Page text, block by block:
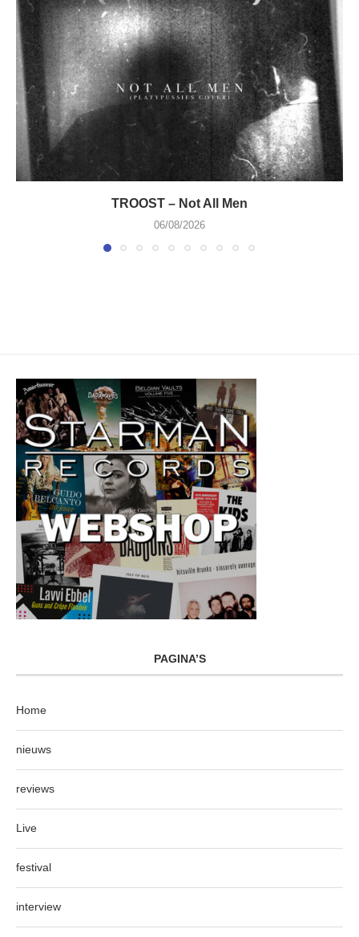
TROOST – Not All Men
06/08/2026
PAGINA’S
Home
nieuws
reviews
Live
festival
interview